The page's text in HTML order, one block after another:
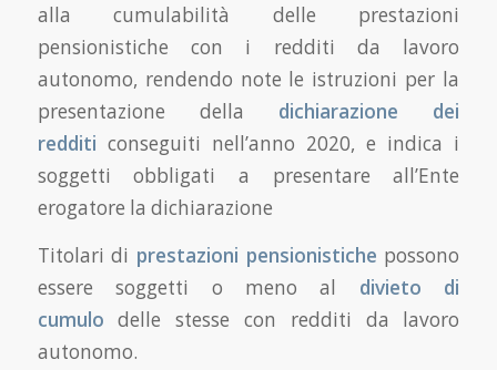
alla cumulabilità delle prestazioni
pensionistiche con i redditi da lavoro
autonomo, rendendo note le istruzioni per la
presentazione della dichiarazione dei
redditi conseguiti nell’anno 2020, e indica i
soggetti obbligati a presentare all’Ente
erogatore la dichiarazione
Titolari di prestazioni pensionistiche possono
essere soggetti o meno al divieto di
cumulo delle stesse con redditi da lavoro
autonomo.